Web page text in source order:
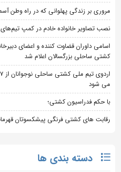
مروری بر زندگی پهلوانی که در راه وطن
نصب تصاویر خانواده خادم در کمپ
اسامی داوران قضاوت کننده و اعضای
کشتی ساحلی بزرگسالان اعلام شد
می شود
با حکم فدراسیون کشتی؛
رقابت های کشتی فرنگی پیشکسوتان
دسته بندی ها